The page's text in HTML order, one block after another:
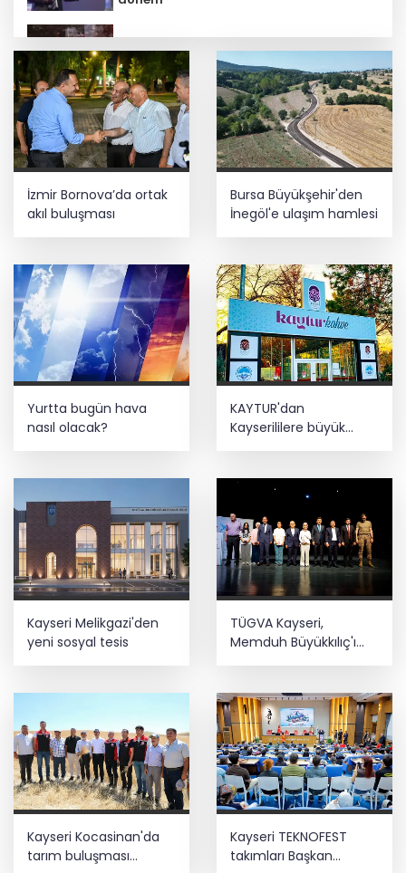
'Ay Grubu' suç örgütüne 12 gözaltı!
Türk F-16'ları NATO görevi için
Estonya'da... MSB yerli savunma
sistemleriyle güçleniyor
Teröristler teslim olmaya devam
ediyor... Hudutlarda 490 kişi yakalandı
seferberliği... 180 deniz canlısı türü kayıt
altına alındı
İzmir Bornova’da ortak
akıl buluşması
Bursa Büyükşehir'den
İnegöl'e ulaşım hamlesi
Yurtta bugün hava
nasıl olacak?
KAYTUR'dan
Kayserililere büyük
hizmetler
Kayseri Melikgazi'den
yeni sosyal tesis
TÜGVA Kayseri,
Memduh Büyükkılıç'ı
Kayseri Kocasinan'da
tarım buluşması
Kayseri TEKNOFEST
takımları Başkan